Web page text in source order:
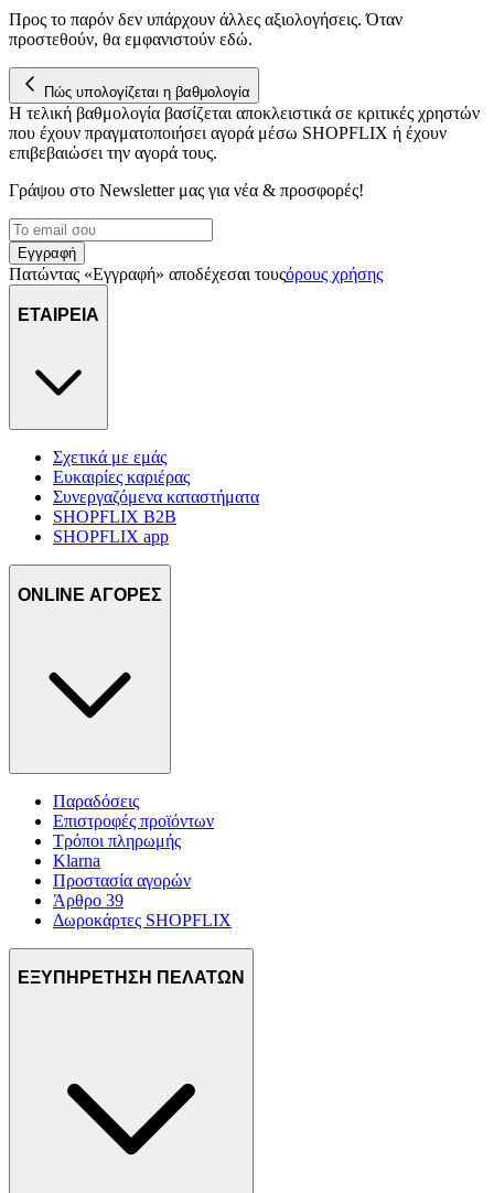
Προς το παρόν δεν υπάρχουν άλλες αξιολογήσεις. Όταν
προστεθούν, θα εμφανιστούν εδώ.
Πώς υπολογίζεται η βαθμολογία
Η τελική βαθμολογία βασίζεται αποκλειστικά σε κριτικές χρηστών
που έχουν πραγματοποιήσει αγορά μέσω SHOPFLIX ή έχουν
επιβεβαιώσει την αγορά τους.
Γράψου στο Νewsletter μας για νέα & προσφορές!
Εγγραφή
Πατώντας «Εγγραφή» αποδέχεσαι τουςόρους χρήσης
ΕΤΑΙΡΕΙΑ
Σχετικά με εμάς
Ευκαιρίες καριέρας
Συνεργαζόμενα καταστήματα
SHOPFLIX B2B
SHOPFLIX app
ONLINE ΑΓΟΡΕΣ
Παραδόσεις
Επιστροφές προϊόντων
Τρόποι πληρωμής
Klarna
Προστασία αγορών
Άρθρο 39
Δωροκάρτες SHOPFLIX
ΕΞΥΠΗΡΕΤΗΣΗ ΠΕΛΑΤΩΝ